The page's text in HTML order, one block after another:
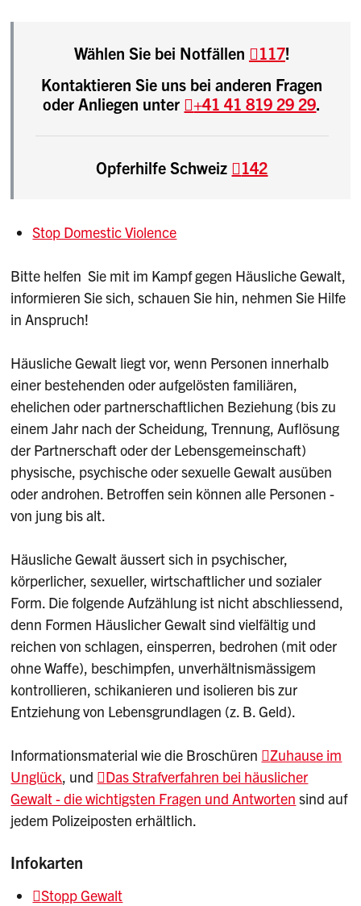
Wählen Sie bei Notfällen 117!
Kontaktieren Sie uns bei anderen Fragen
oder Anliegen unter
+41 41 819 29 29.
Opferhilfe Schweiz 142
Stop Domestic Violence
Bitte helfen Sie mit im Kampf gegen Häusliche Gewalt,
informieren Sie sich, schauen Sie hin, nehmen Sie Hilfe
in Anspruch!
Häusliche Gewalt liegt vor, wenn Personen innerhalb
einer bestehenden oder aufgelösten familiären,
ehelichen oder partnerschaftlichen Beziehung (bis zu
einem Jahr nach der Scheidung, Trennung, Auflösung
der Partnerschaft oder der Lebensgemeinschaft)
physische, psychische oder sexuelle Gewalt ausüben
oder androhen. Betroffen sein können alle Personen -
von jung bis alt.
Häusliche Gewalt äussert sich in psychischer,
körperlicher, sexueller, wirtschaftlicher und sozialer
Form. Die folgende Aufzählung ist nicht abschliessend,
denn Formen Häuslicher Gewalt sind vielfältig und
reichen von schlagen, einsperren, bedrohen (mit oder
ohne Waffe), beschimpfen, unverhältnismässigem
kontrollieren, schikanieren und isolieren bis zur
Entziehung von Lebensgrundlagen (z. B. Geld).
Informationsmaterial wie die Broschüren
Zuhause im
Unglück, und
Das Strafverfahren bei häuslicher
Gewalt - die wichtigsten Fragen und Antworten sind auf
jedem Polizeiposten erhältlich.
Infokarten
Stopp Gewalt